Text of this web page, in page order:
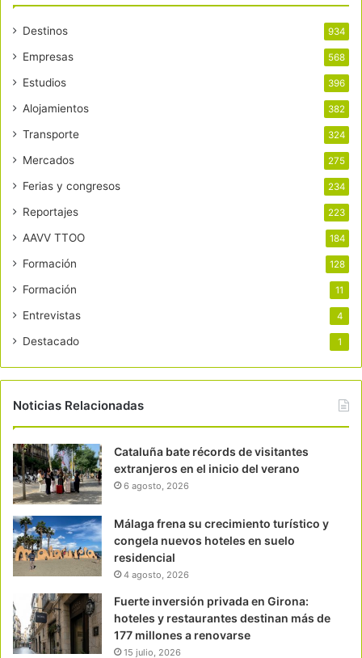
Destinos 934
Empresas 568
Estudios 396
Alojamientos 382
Transporte 324
Mercados 275
Ferias y congresos 234
Reportajes 223
AAVV TTOO 184
Formación 128
Formación 11
Entrevistas 4
Destacado 1
Noticias Relacionadas
Cataluña bate récords de visitantes
extranjeros en el inicio del verano
6 agosto, 2026
Málaga frena su crecimiento turístico y
congela nuevos hoteles en suelo
residencial
4 agosto, 2026
Fuerte inversión privada en Girona:
hoteles y restaurantes destinan más de
177 millones a renovarse
15 julio, 2026